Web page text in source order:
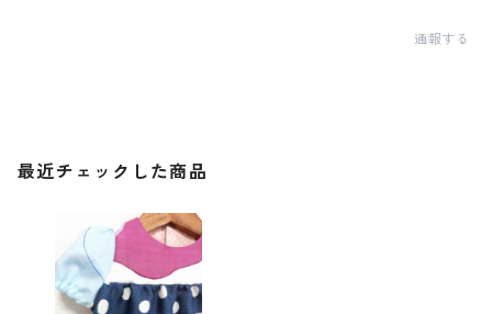
通報する
最近チェックした商品